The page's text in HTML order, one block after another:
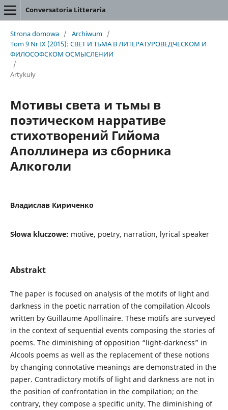
Conversatoria Litteraria
Strona domowa / Archiwum /
Tom 9 Nr IX (2015): СВЕТ И ТЬМА В ЛИТЕРАТУРОВЕДЧЕСКОМ И
ФИЛОСОФСКОМ ОСМЫСЛЕНИИ
/
Artykuły
Мотивы света и тьмы в
поэтическом нарративе
стихотворений Гийома
Аполлинера из сборника
Алкоголи
Владислав Кириченко
Słowa kluczowe: motive, poetry, narration, lyrical speaker
Abstrakt
The paper is focused on analysis of the motifs of light and
darkness in the poetic narration of the compilation Alcools
written by Guillaume Apollinaire. These motifs are surveyed
in the context of sequential events composing the stories of
poems. The diminishing of opposition “light-darkness” in
Alcools poems as well as the replacement of these notions
by changing connotative meanings are demonstrated in the
paper. Contradictory motifs of light and darkness are not in
the position of confrontation in the compilation; on the
contrary, they compose a specific unity. The diminishing of